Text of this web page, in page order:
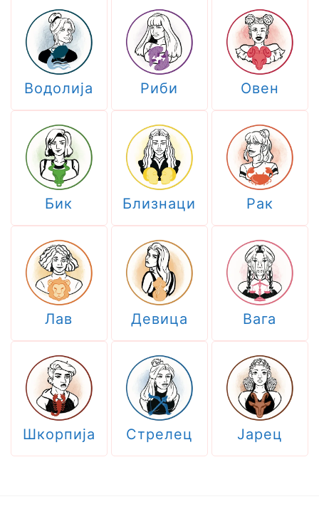
Водолија Риби Овен
Бик Близнаци Рак
Лав Девица Вага
Шкорпија Стрелец Јарец